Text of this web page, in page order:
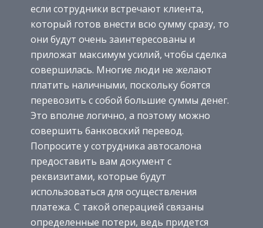
если сотрудники встречают клиента,
который готов внести всю сумму сразу, то
они будут очень заинтересованы и
приложат максимум усилий, чтобы сделка
совершилась. Многие люди не желают
платить наличными, поскольку боятся
перевозить с собой большие суммы денег.
Это вполне логично, а поэтому можно
совершить банковский перевод.
Попросите у сотрудника автосалона
предоставить вам документ с
реквизитами, которые будут
использоваться для осуществления
платежа. С такой операцией связаны
определенные потери, ведь придется